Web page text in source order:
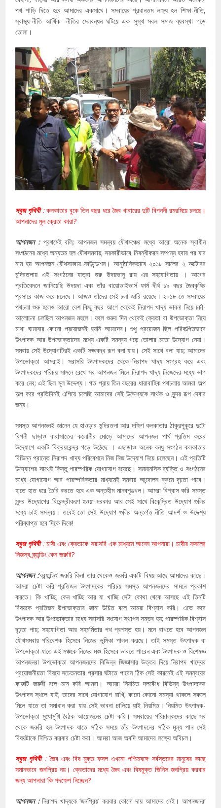
পথ পাড়ি দিতে হবে আমাদের একসাথে। সমবায়ের প্রধানতম লক্ষ্য হল শিক্ষা-নীতি,
স্বাস্থ্য-নীতি আর্থিক- নীতির মেলবন্ধন ঘটিয়ে এক সুস্থ সবল সমাজ ব্যবস্থা গড়ে
তোলা।
সবুজ পৃথিবী:কলকাতার বুকে তিন বছর ধরে জৈব খাবারের দুটি বিপননী রমরমিয়ে চলছে।
আপনাদের মূল ক্রেতা কারা?
আপনজন : প্রথমেই বলি; আপনজন সমন্বয় যৌথমঞ্চের মধ্যে আরো অনেক স্বাধীন
সংগঠনের মধ্যে অন্যতম হল যৌথসমবায়; সরকারীভাবে নিবন্ধীকরন সম্পন্ন হবার পর যার
নাম হয় আপনজন যৌথসমবায় ফাউন্ডেশন। আনুষ্ঠানিকভাবে ২০১৮ সালের ২ অক্টোবর
মন্দিরতলায় এই সংগঠনের যাত্রা শুরু উদয়ভানু রায় এর সহযোগিতায় । আগের
প্রতিবেদনে জানিয়েছি উদয়দা এবং তাঁর বায়োডাইভার্স ফার্ম দীর্ঘ ১৯ বছর জৈবকৃষির
প্রসারে কাজ করে চলেছে। আজও তাঁদের সেই চলা জারি রয়েছে। ২০১৮ তে সমবায়ের
পথচলা শুরু হলেও আরো বেশ কিছু বছর আগে থেকেই নিরাপদ খাদ্য ভাবনা নিয়ে চর্চা-
আলোচনা চলছিল আপনজন মহলে। ফলে শুরুর দিন থেকেই ক্রেতা বা উপভোক্তা নিয়ে
মাথা ঘামাবার কোনো প্রয়োজনই হয়নি আমাদের। শুধু প্রয়োজন ছিল পরিকল্পিতভাবে
উৎপাদক আর উপভোক্তাদের মধ্যে একটি সমন্বয় গড়ে তোলার মতো উদ্যোগ নেয়া।
সমবায় সেই উদ্যোগটিরই একটি সঙ্ঘবদ্ধ রূপ বলা যায়। সেই সাথে বলা যায়; আমাদের
উপভোক্তা আমরাই। সরাসরি উৎপাদকদের থেকে নিরাপদ খাদ্য সংগ্রহ করে এবং
উৎপাদকদের পরিচয় সামনে রেখে সব আপনজন মিলে নিরাপদ খাদ্য নিজেদের মধ্যে ভাগ
করে নেব; এই ছিল মূল উদ্দেশ্য। গত প্রায় তিন বছরের ধারাবাহিক পথচলায় আমরা অল্প
অল্প করে প্রতিদিনই এগিয়ে চলেছি আমাদের সেই উদ্দেশ্যকে সার্থক ও সুন্দর রূপ দেবার
জন্য।
সমস্ত আপনজনই জানেন যে হাওড়ার মন্দিরতলা আর দক্ষিণ কলকাতার ঠাকুরপুকুরে দুটো
বিপনী ছাড়াও বারাসাতের কলোনীর মোড়ে আমাদের আপনজন পার্থ প্রতিম করের
উদ্যোগে একটি বিক্রয়কেন্দ্র গড়ে উঠেছে । এছাড়াও অনেক বন্ধু সংগঠন কলকাতার
বিভিন্ন প্রান্তে নিরাপদ খাদ্য পরিবেশনে নিজ নিজ উদ্যোগ নিয়ে চলেছেন। এই প্রতিটি
উদ্যোগের সাথেই কিন্তু পারস্পরিক যোগাযোগ রয়েছে। সমমানসিক ব্যক্তি ও সংগঠনের
মধ্যে যোগাযোগ আর পারস্পরিকতার মাধ্যমেই সমবায় আন্দোলন ক্রমে দৃঢ়তা পাবে।
হাতে হাত ধরে তৈরি করতে হবে এক অন্তহীম মানবশৃঙখল। আমরা বিশ্বাস করি সমস্ত
সুন্দর উদ্যোগের বিকেন্দ্রীকরণ হওয়া দরকার আর সেই সাথে বিকেন্দ্রিত উদ্যোগ গুলির
মধ্যে চাই সমন্বয়। তবেই তো সেই উদ্যোগ গুলির অন্তর্গত নীতি আদর্শ ও উদ্দেশ্য
পরিব্যাপ্ত হবে দিকে দিকে!
সবুজ পৃথিবী:চাষী এবং ক্রেতাকে সরাসরি এক মাধ্যমে আনেন আপনারা। চাষীর ফসলের
নিজস্ব ব্র্যান্ডিং কেন জরুরি?
আপনজন :‘ব্র‍্যান্ডিং’ জরুরি কিনা তার থেকেও জরুরি একটি বিষয় আছে আমাদের কাছে।
আমরা চেষ্টা করি প্রতিজন উৎপাদকের পরিচয় সমস্ত আপনজনদের সামনে প্রকাশ
করতে। কি খাচ্ছি; কেন খাচ্ছি আর যা খাচ্ছি সেটা কোথা থেকে আসছে এই তিনটি
বিষয়কে প্রতিজন উপভোক্তার জানা উচিত বলে আমরা বিশ্বাস করি। এতে করে
উৎপাদক আর উপভোক্তার মধ্যে সরাসরি সংযোগ স্থাপন সম্ভব হয়; পারস্পরিক বিশ্বাস
দৃঢ়তা পায়; সহযোগিতা আর সহমর্মিতার পথ প্রশস্ত হয়। মনে রাখতে হবে আপনজন
যৌথসমবায় পরিবেশক হিসেবে নিজের ভূমিকা পালন করছে। তাই সমস্ত উৎপাদক বা
উপভোক্তা যাতে এই মঞ্চকে নিজের মঞ্চ হিসেবে ভাবতে পারেন এবং উৎপাদক ও বিশেষজ্ঞ
আপনজনরা উপভোক্তা আপনজনদের বিভিন্ন জিজ্ঞাসার উত্তর দিয়ে নিরাপদ খাদ্যের
প্রয়োজনীয়তা বিষয়ে সচেতনতার প্রসার ঘটাতে পারেন ঠিক সেই কারনেই এই সমন্বয়ের
কাজটি জরুরী বলে মনে করি আমরা। আমরা নিয়মিত দলবেঁধে বিভিন্ন উৎপাদকের
উৎপাদন স্থলে যাই; তাদের সাথে যোগাযোগ রাখি; কারো কোনো সমস্যা থাকলে সকলে
মিলে যাতে তা সমাধান করা যায় সেই ভাবনা চালিয়ে যাই নিয়মিত। নিয়মিত উৎপাদক-
উপভোক্তা মুখোমুখি বৈঠক আয়োজনের চেষ্টা করি। সমবায়ের পরিচালকদের কাছে সব
থেকে জরুরি হল উৎপাদক যাতে সঠিক সময়ে তাঁর উৎপাদনের সঠিক মূল্য পান সেই
বিষয়টাকে নিশ্চিত করবার চেষ্টা করা। আমরা আজ অবদি আমাদের লক্ষ্যে অবিচল।
সবুজ পৃথিবী :জৈব এবং বিষ মুক্ত ফসল এখনো পশ্চিমবঙ্গে সর্বস্তরের মানুষের কাছে
সমানভাবে জনপ্রিয় নয়। ক্রেতাদের মধ্যে জৈব এবং বিষমুক্ত জিনিস জনপ্রিয় করবার
জন্য আপনারা কি পদক্ষেপ নিচ্ছেন?
আপনজন :নিরাপদ খাদ্যকে ‘জনপ্রিয়’ করবার কোনো দায় আমাদের নেই। আপনজনরা